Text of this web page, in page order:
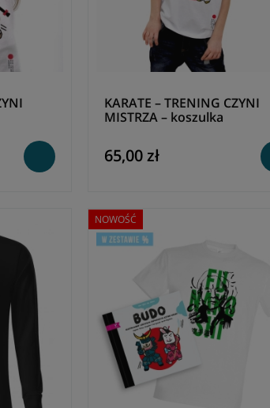
KARATE – TRENING CZYNI
MISTRZA – koszulka
65,00 zł
NOWOŚĆ